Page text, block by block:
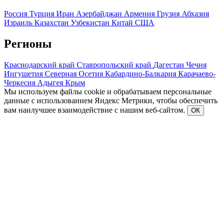
Россия Турция Иран Азербайджан Армения Грузия Абхазия
Израиль Казахстан Узбекистан Китай США
Регионы
Краснодарский край Ставропольский край Дагестан Чечня
Ингушетия Северная Осетия Кабардино-Балкария Карачаево-
Черкесия Адыгея Крым
Мы используем файлы cookie и обрабатываем персональные
данные с использованием Яндекс Метрики, чтобы обеспечить
вам наилучшее взаимодействие с нашим веб-сайтом.
ОК